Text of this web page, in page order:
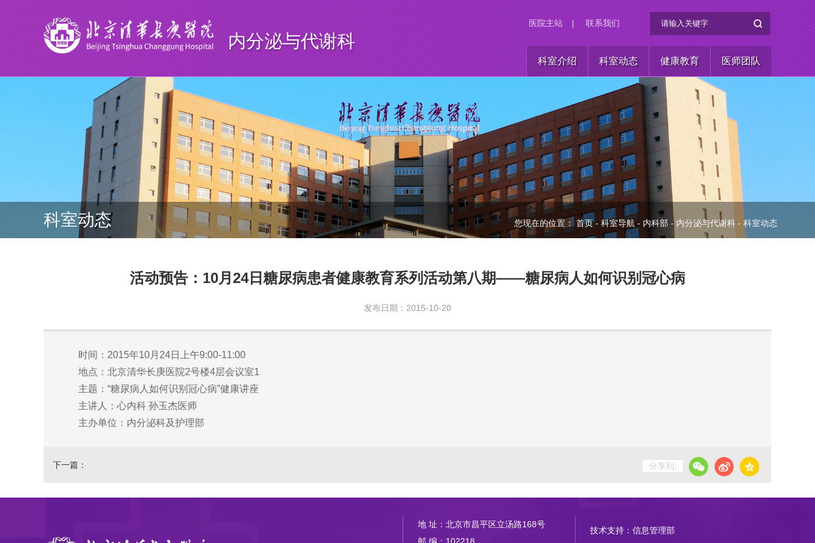
内分泌与代谢科
医院主站 | 联系我们
科室介绍 科室动态 健康教育 医师团队
科室动态 您现在的位置：首页- 科室导航 - 内科部 - 内分泌与代谢科 - 科室动态
活动预告：10月24日糖尿病患者健康教育系列活动第八期——糖尿病人如何识别冠心病
发布日期：2015-10-20
时间：2015年10月24日上午9:00-11:00
地点：北京清华长庚医院2号楼4层会议室1
主题：“糖尿病人如何识别冠心病”健康讲座
主讲人：心内科 孙玉杰医师
主办单位：内分泌科及护理部
下一篇： 分享到:
地 址：北京市昌平区立汤路168号
技术支持：信息管理部